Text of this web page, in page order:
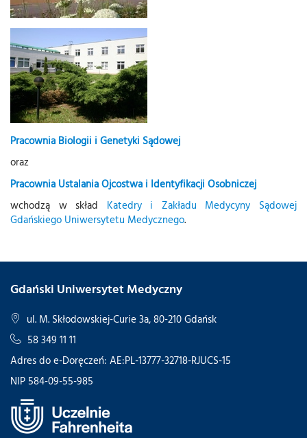
Pracownia Biologii i Genetyki Sądowej
oraz
Pracownia Ustalania Ojcostwa i Identyfikacji Osobniczej
wchodzą w skład Katedry i Zakładu Medycyny Sądowej
Gdańskiego Uniwersytetu Medycznego.
Gdański Uniwersytet Medyczny
ul. M. Skłodowskiej-Curie 3a, 80-210 Gdańsk
58 349 11 11
Adres do e-Doręczeń: AE:PL-13777-32718-RJUCS-15
NIP 584-09-55-985